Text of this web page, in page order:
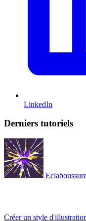
LinkedIn
Derniers tutoriels
Créer un style